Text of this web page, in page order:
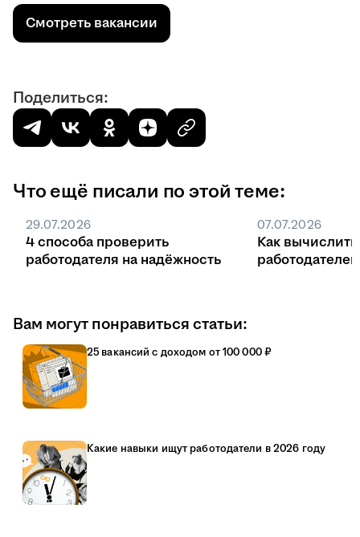
Смотреть вакансии
Поделиться:
Что ещё писали по этой теме:
29.07.2026
4 способа проверить
работодателя на надёжность
07.07.2026
Как вычислить
Вам могут понравиться статьи:
25 вакансий с доходом от 100 000 ₽
Какие навыки ищут работодатели в 2026 году